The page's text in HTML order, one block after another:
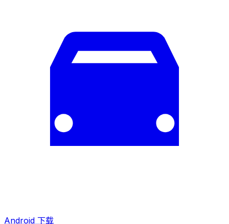
Android 下载